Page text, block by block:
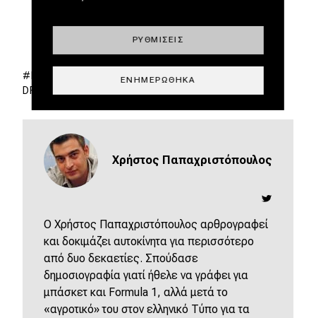
LAND ROVER DEFENDER
DRIVE
Χρήστος Παπαχριστόπουλος
O Χρήστος Παπαχριστόπουλος αρθρογραφεί
και δοκιμάζει αυτοκίνητα για περισσότερο
από δυο δεκαετίες. Σπούδασε
δημοσιογραφία γιατί ήθελε να γράφει για
μπάσκετ και Formula 1, αλλά μετά το
«αγροτικό» του στον ελληνικό Τύπο για τα
ΡΥΘΜΊΣΕΙΣ
ΕΝΗΜΕΡΏΘΗΚΑ